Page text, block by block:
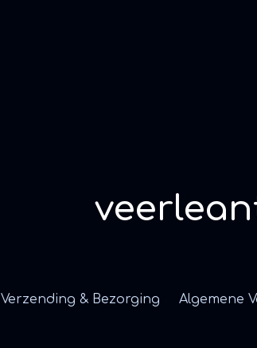
Verzending & Bezorging Algemene